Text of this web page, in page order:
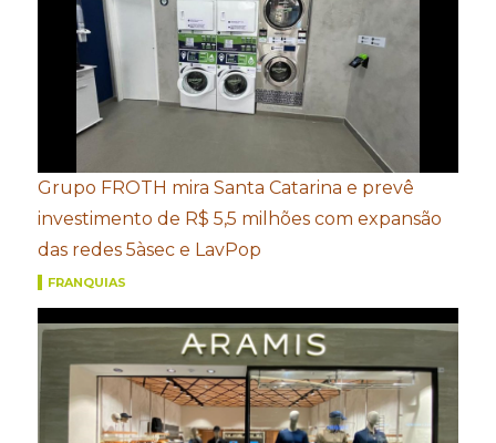
Grupo FROTH mira Santa Catarina e prevê
investimento de R$ 5,5 milhões com expansão
das redes 5àsec e LavPop
FRANQUIAS